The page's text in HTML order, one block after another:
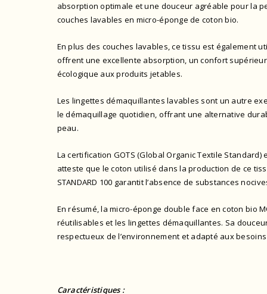
absorption optimale et une douceur agréable pour la
couches lavables en micro-éponge de coton bio.
En plus des couches lavables, ce tissu est également
offrent une excellente absorption, un confort
écologique aux produits jetables.
Les lingettes démaquillantes lavables sont un autre
le démaquillage quotidien, offrant une alternative
peau.
La certification GOTS (Global Organic Textile Standard)
atteste que le coton utilisé dans la production de ce
STANDARD 100 garantit l’absence de substances
En résumé, la micro-éponge double face en coton bio
réutilisables et les lingettes démaquillantes. Sa
respectueux de l’environnement et adapté aux
Caractéristiques :